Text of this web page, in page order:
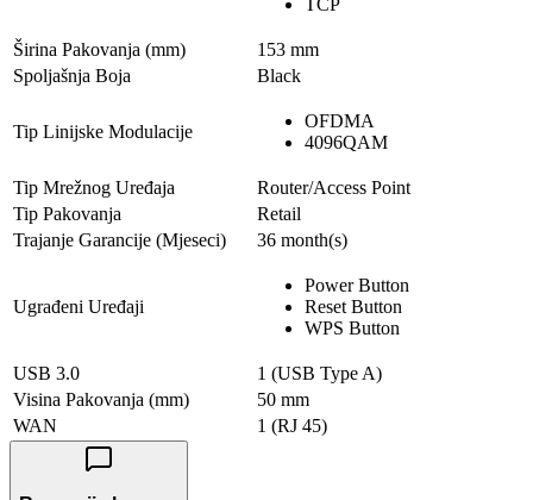
Širina Pakovanja (mm)
153 mm
Spoljašnja Boja
Black
Tip Linijske Modulacije
OFDMA
4096QAM
Tip Mrežnog Uređaja
Router/Access Point
Tip Pakovanja
Retail
Trajanje Garancije (Mjeseci)
36 month(s)
Ugrađeni Uređaji
Power Button
Reset Button
WPS Button
USB 3.0
1 (USB Type A)
Visina Pakovanja (mm)
50 mm
WAN
1 (RJ 45)